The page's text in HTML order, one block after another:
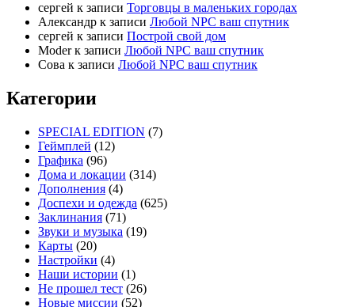
cергей к записи Торговцы в маленьких городах
Александр к записи Любой NPC ваш спутник
cергей к записи Построй свой дом
Moderк записи Любой NPC ваш спутник
Сова к записи Любой NPC ваш спутник
Категории
SPECIAL EDITION (7)
Геймплей (12)
Графика (96)
Дома и локации (314)
Дополнения (4)
Доспехи и одежда (625)
Заклинания (71)
Звуки и музыка (19)
Карты (20)
Настройки (4)
Наши истории (1)
Не прошел тест (26)
Новые миссии (52)